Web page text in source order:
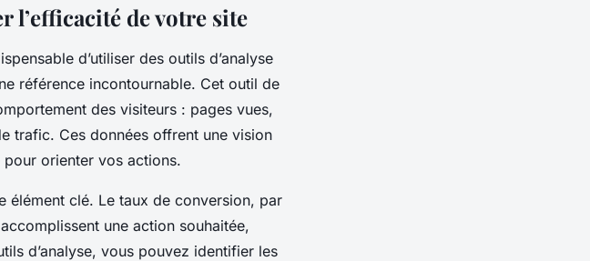
de votre site
d’utiliser des outils d’analyse
référence incontournable. Cet outil de
des visiteurs : pages vues,
trafic. Ces données offrent une vision
orienter vos actions.
élément clé. Le taux de conversion, par
une action souhaitée,
d’analyse, vous pouvez identifier les